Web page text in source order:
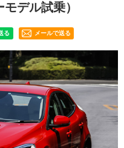
デル試乗）
メールで送る